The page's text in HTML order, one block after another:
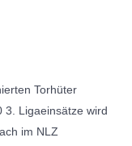
Torhüter
3. Ligaeinsätze wird
im NLZ